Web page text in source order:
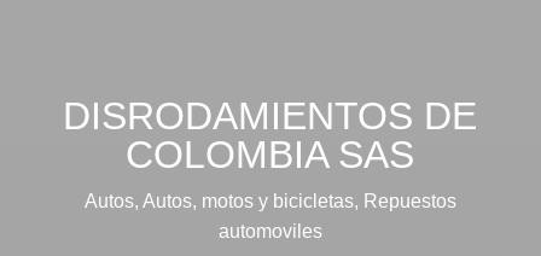
DISRODAMIENTOS DE
COLOMBIA SAS
Autos, Autos, motos y bicicletas, Repuestos
automoviles